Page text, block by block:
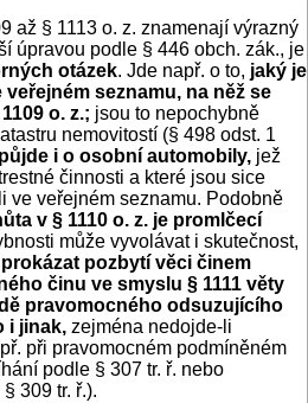
až § 1113 o. z. znamenají výrazný
úpravou podle § 446 obch. zák., je
otázek. Jde např. o to, jaký je
seznamu, na něž se
o. z.; jsou to nepochybně
nemovitostí (§ 498 odst. 1
i o osobní automobily, jež
činnosti a které jsou sice
ve veřejném seznamu. Podobně
v § 1110 o. z. je promlčecí
může vyvolávat i skutečnost,
pozbytí věci činem
činu ve smyslu § 1111 věty
pravomocného odsuzujícího
i jinak, zejména nedojde-li
při pravomocném podmíněném
podle § 307 tr. ř. nebo
309 tr. ř.).